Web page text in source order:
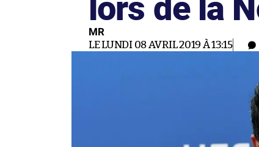
MR
LE LUNDI 08 AVRIL 2019 À 13:15